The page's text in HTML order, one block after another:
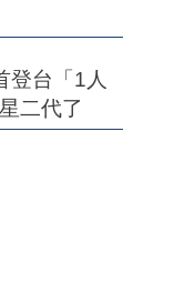
登台「1人
二代了